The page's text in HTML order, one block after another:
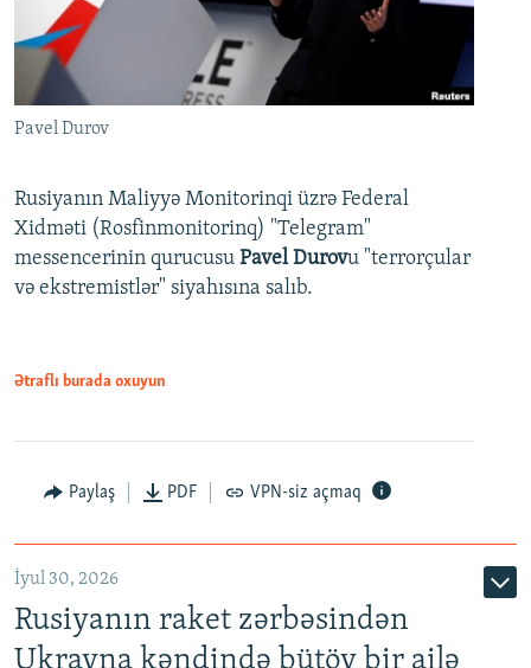
Pavel Durov
Rusiyanın Maliyyə Monitorinqi üzrə Federal
Xidməti (Rosfinmonitorinq) "Telegram"
messencerinin qurucusu Pavel Durovu "terrorçular
və ekstremistlər" siyahısına salıb.
Ətraflı burada oxuyun
Paylaş PDF VPN-siz açmaq
İyul 30, 2026
Rusiyanın raket zərbəsindən
Ukrayna kəndində bütöv bir ailə